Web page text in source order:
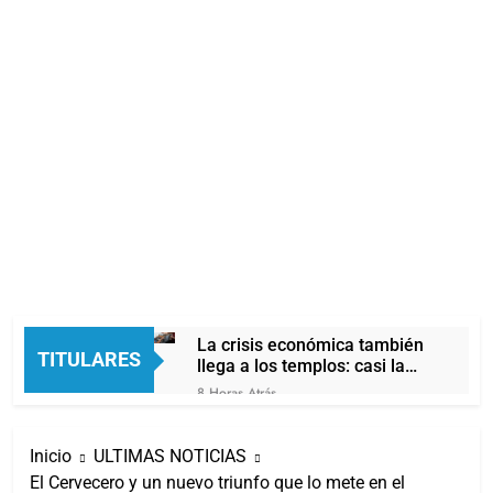
TITULARES
La crisis económica también
llega a los templos: casi la
mitad de quienes buscan
8 Horas Atrás
14 Horas Atrás
Inicio
ULTIMAS NOTICIAS
El Cervecero y un nuevo triunfo que lo mete en el